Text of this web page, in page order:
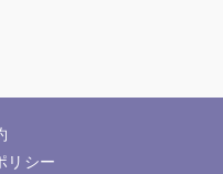
リシー